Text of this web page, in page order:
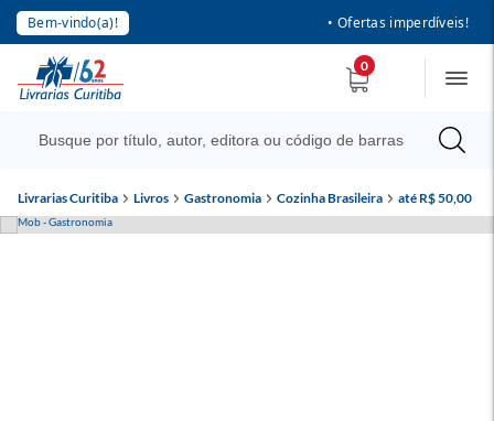
Bem-vindo(a)! • Ofertas imperdíveis!
0
Livrarias Curitiba Livros Gastronomia Cozinha Brasileira até R$ 50,00